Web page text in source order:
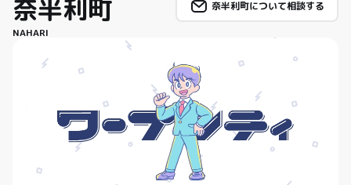
奈半利町
NAHARI
奈半利町について相談する